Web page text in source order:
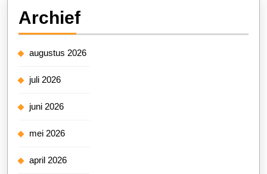
Archief
augustus 2026
juli 2026
juni 2026
mei 2026
april 2026